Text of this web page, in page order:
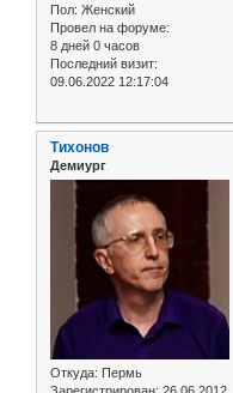
Пол: Женский
Провел на форуме:
8 дней 0 часов
Последний визит:
09.06.2022 12:17:04
Тихонов
Демиург
Откуда: Пермь